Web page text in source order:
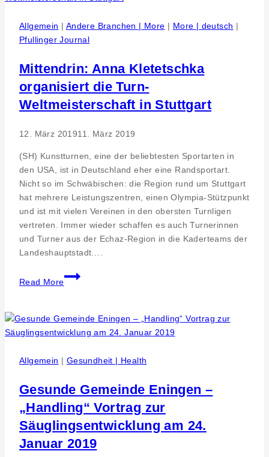
des
offenen
Allgemein | Andere Branchen | More | More | deutsch |
Pfullinger Journal
Mittendrin: Anna Kletetschka
organisiert die Turn-
Weltmeisterschaft in Stuttgart
12. März 201911. März 2019
(SH) Kunstturnen, eine der beliebtesten Sportarten in
den USA, ist in Deutschland eher eine Randsportart.
Nicht so im Schwäbischen: die Region rund um Stuttgart
hat mehrere Leistungszentren, einen Olympia-Stützpunkt
und ist mit vielen Vereinen in den obersten Turnligen
vertreten. Immer wieder schaffen es auch Turnerinnen
und Turner aus der Echaz-Region in die Kaderteams der
Landeshauptstadt….
Read More
Mittendrin:
Anna
organisiert
die
Weltmeisterschaft
Stuttgart
Allgemein | Gesundheit | Health
Gesunde Gemeinde Eningen –
„Handling“ Vortrag zur
Säuglingsentwicklung am 24.
Januar 2019